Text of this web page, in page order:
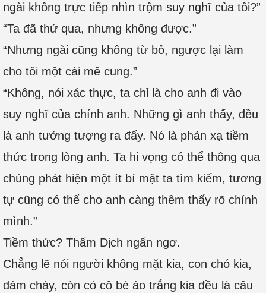
ngài không trực tiếp nhìn trộm suy nghĩ của tôi?”
“Ta đã thử qua, nhưng không được.”
“Nhưng ngài cũng không từ bỏ, ngược lại làm
cho tôi một cái mê cung.”
“Không, nói xác thực, ta chỉ là cho anh đi vào
suy nghĩ của chính anh. Những gì anh thấy, đều
là anh tưởng tượng ra đấy. Nó là phản xạ tiềm
thức trong lòng anh. Ta hi vọng có thể thông qua
chúng phát hiện một ít bí mật ta tìm kiếm, tương
tự cũng có thể cho anh càng thêm thấy rõ chính
mình.”
Tiềm thức? Thẩm Dịch ngẩn ngơ.
Chẳng lẽ nói người không mặt kia, con chó kia,
đám cháy, còn có cô bé áo trắng kia đều là câu